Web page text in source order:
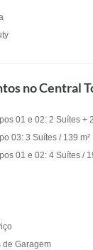
no Central
01 e 02: 2 Suítes +
03: 3 Suítes / 139 m²
01 e 02: 4 Suítes /
de Garagem